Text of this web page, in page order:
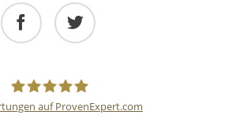
auf ProvenExpert.com